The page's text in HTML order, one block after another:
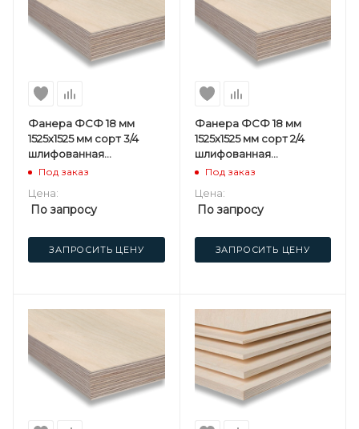
Фанера ФСФ 18 мм
1525х1525 мм сорт 3/4
шлифованная
березовая
Под заказ
Цена:
По запросу
ЗАПРОСИТЬ ЦЕНУ
Фанера ФСФ 18 мм
1525х1525 мм сорт 2/4
шлифованная
березовая
Под заказ
Цена:
По запросу
ЗАПРОСИТЬ ЦЕНУ